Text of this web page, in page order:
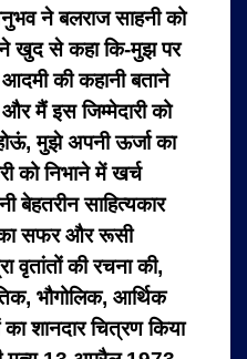
ने बलराज साहनी को
खुद से कहा कि-मुझ पर
की कहानी बताने
और मैं इस जिम्मेदारी को
मुझे अपनी ऊर्जा का
को निभाने में खर्च
बेहतरीन साहित्यकार
का सफर और रूसी
वृतांतों की रचना की,
भौगोलिक, आर्थिक
शानदार चित्रण किया